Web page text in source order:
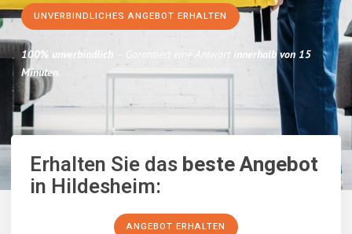
UNVERBINDLICHES ANGEBOT ERHALTEN
100% unverbindlich – Garantiert eine Antwort innerhalb von 15
Minuten.
Erhalten Sie dasbeste Angebot
in Hildesheim:
ANGEBOT ERHALTEN